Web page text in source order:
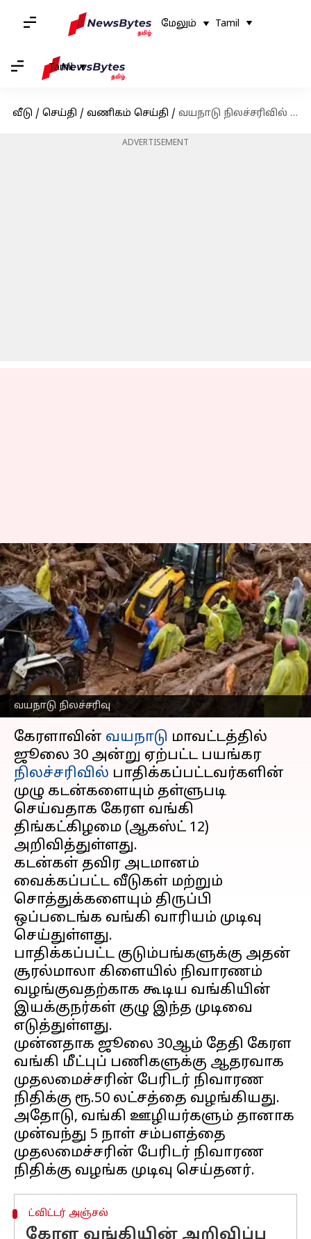
மேலும் Tamil
Tamil
வீடு / செய்தி / வணிகம் செய்தி / வயநாடு நிலச்சரிவில் பாதிக்கப்பட்டவர்களின் அனைத்து கடன்களும் ரத்து; கேரள வங்கி அறிவிப்பு
ADVERTISEMENT
வயநாடு நிலச்சரிவு
வயநாடு நிலச்சரிவில்
பாதிக்கப்பட்டவர்களின்
அனைத்து கடன்களும்
ரத்து; கேரள வங்கி
அறிவிப்பு
எழுதியவர் Sekar Chinnappan Aug 12, 2024 06:53 pm
செய்தி முன்னோட்டம்
கேரளாவின் வயநாடு மாவட்டத்தில்
ஜூலை 30 அன்று ஏற்பட்ட பயங்கர
நிலச்சரிவில் பாதிக்கப்பட்டவர்களின்
முழு கடன்களையும் தள்ளுபடி
செய்வதாக கேரள வங்கி
திங்கட்கிழமை (ஆகஸ்ட் 12)
அறிவித்துள்ளது.
கடன்கள் தவிர அடமானம்
வைக்கப்பட்ட வீடுகள் மற்றும்
சொத்துக்களையும் திருப்பி
ஒப்படைங்க வங்கி வாரியம் முடிவு
செய்துள்ளது.
பாதிக்கப்பட்ட குடும்பங்களுக்கு அதன்
சூரல்மாலா கிளையில் நிவாரணம்
வழங்குவதற்காக கூடிய வங்கியின்
இயக்குநர்கள் குழு இந்த முடிவை
எடுத்துள்ளது.
முன்னதாக ஜூலை 30ஆம் தேதி கேரள
வங்கி மீட்புப் பணிகளுக்கு ஆதரவாக
முதலமைச்சரின் பேரிடர் நிவாரண
நிதிக்கு ரூ.50 லட்சத்தை வழங்கியது.
அதோடு, வங்கி ஊழியர்களும் தானாக
முன்வந்து 5 நாள் சம்பளத்தை
முதலமைச்சரின் பேரிடர் நிவாரண
ட்விட்டர் அஞ்சல்
கேரள வங்கியின் அறிவிப்பு